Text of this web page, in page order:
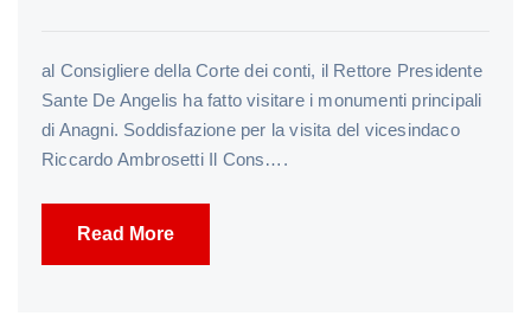
al Consigliere della Corte dei conti, il Rettore Presidente
Sante De Angelis ha fatto visitare i monumenti principali
di Anagni. Soddisfazione per la visita del vicesindaco
Riccardo Ambrosetti Il Cons….
Read More